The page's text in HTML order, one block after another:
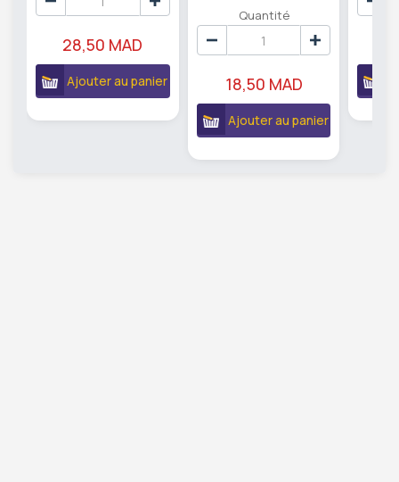
28,50 MAD
Ajouter au panier
Quantité
18,50 MAD
Ajouter au panier